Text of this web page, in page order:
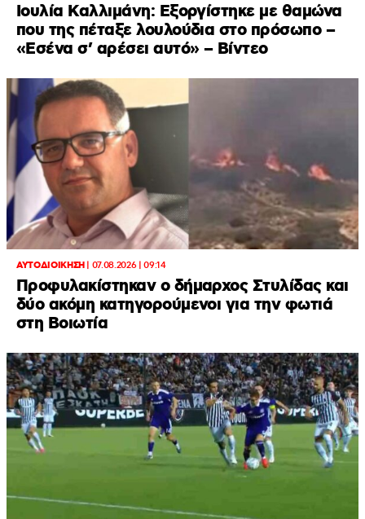
Ιουλία Καλλιμάνη: Εξοργίστηκε με θαμώνα
που της πέταξε λουλούδια στο πρόσωπο –
«Εσένα σ’ αρέσει αυτό» – Βίντεο
ΑΥΤΟΔΙΟΙΚΗΣΗ| 07.08.2026 | 09:14
Προφυλακίστηκαν ο δήμαρχος Στυλίδας και
δύο ακόμη κατηγορούμενοι για την φωτιά
στη Βοιωτία